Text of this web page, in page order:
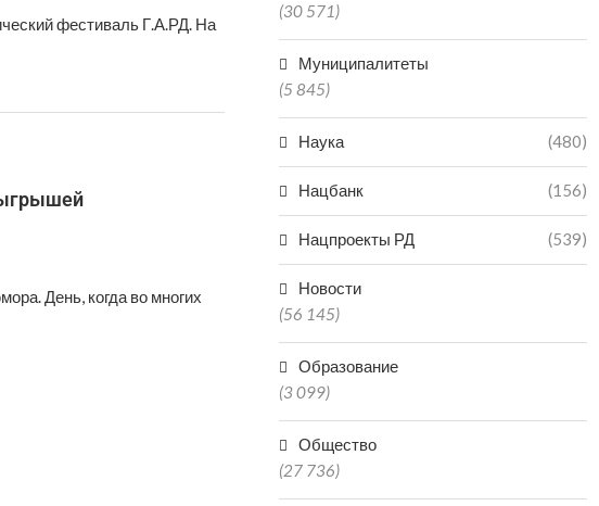
фестиваль Г.А.РД. На
День, когда во многих
(30 571)
Муниципалитеты
(5 845)
Наука (480)
Нацбанк (156)
Нацпроекты РД (539)
Новости
(56 145)
Образование
(3 099)
Общество
(27 736)